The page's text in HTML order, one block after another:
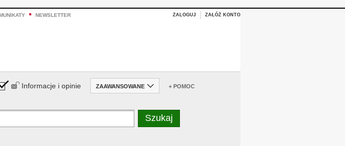
NEWSLETTER ZALOGUJ ZAŁÓŻ KONTO
Informacje i opinie ZAAWANSOWANE + POMOC